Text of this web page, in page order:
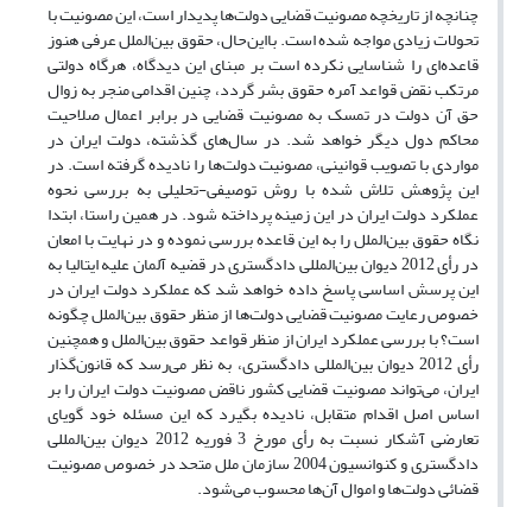
چنانچه از تاریخچه مصونیت قضایی دولت‌ها پدیدار است، این مصونیت با
تحولات زیادی مواجه شده است. بااین‌حال، حقوق بین‌الملل عرفی هنوز
قاعده‌ای را شناسایی نکرده است بر مبنای این دیدگاه، هرگاه دولتی
مرتکب نقض قواعد آمره حقوق بشر گردد، چنین اقدامی منجر به زوال
حق آن دولت در تمسک به مصونیت قضایی در برابر اعمال صلاحیت
محاکم دول دیگر خواهد شد. در سال‌های گذشته، دولت ایران در
مواردی با تصویب قوانینی، مصونیت دولت‌ها را نادیده گرفته است. در
این پژوهش تلاش شده با روش توصیفی-تحلیلی به بررسی نحوه
عملکرد دولت ایران در این زمینه پرداخته شود. در همین راستا، ابتدا
نگاه حقوق بین‌الملل را به این قاعده بررسی نموده و در نهایت با امعان
در رأی 2012 دیوان بین‌المللی دادگستری در قضیه آلمان علیه ایتالیا به
این پرسش اساسی پاسخ داده خواهد شد که عملکرد دولت ایران در
خصوص رعایت مصونیت قضایی دولت‌ها از منظر حقوق بین‌الملل چگونه
است؟ با بررسی عملکرد ایران از منظر قواعد حقوق بین‌الملل و همچنین
رأی 2012 دیوان بین‌المللی دادگستری، به نظر می‌رسد که قانون‌گذار
ایران، می‌تواند مصونیت قضایی کشور ناقض مصونیت دولت ایران را بر
اساس اصل اقدام متقابل، نادیده بگیرد که این مسئله خود گویای
تعارضی آشکار نسبت به رأی مورخ 3 فوریه 2012 دیوان بین‌المللی
دادگستری و کنوانسیون 2004 سازمان ملل متحد در خصوص مصونیت
قضائی دولت‌ها و اموال آن‌ها محسوب می‌شود.